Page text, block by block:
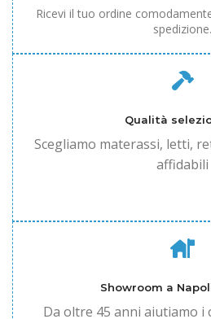
Ricevi il tuo ordine
spedizione.
Qualità
Scegliamo materassi, letti,
affidabili
Showroom a
Da oltre 45 anni aiutiamo i